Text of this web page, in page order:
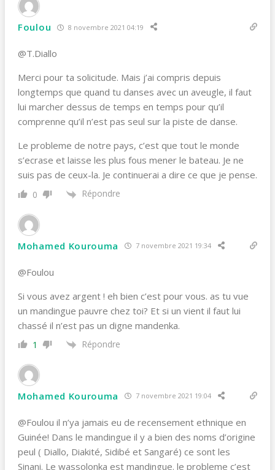
Foulou 8 novembre 2021 04:19
@T.Diallo
Merci pour ta solicitude. Mais j’ai compris depuis
longtemps que quand tu danses avec un aveugle, il faut
lui marcher dessus de temps en temps pour qu’il
comprenne qu’il n’est pas seul sur la piste de danse.
Le probleme de notre pays, c’est que tout le monde
s’ecrase et laisse les plus fous mener le bateau. Je ne
suis pas de ceux-la. Je continuerai a dire ce que je pense.
0 Répondre
Mohamed Kourouma 7 novembre 2021 19:34
@Foulou
Si vous avez argent ! eh bien c’est pour vous. as tu vue
un mandingue pauvre chez toi? Et si un vient il faut lui
chassé il n’est pas un digne mandenka.
1 Répondre
Mohamed Kourouma 7 novembre 2021 19:04
@Foulou il n’ya jamais eu de recensement ethnique en
Guinée! Dans le mandingue il y a bien des noms d’origine
peul ( Diallo, Diakité, Sidibé et Sangaré) ce sont les
Sinani. Le wassolonka est mandingue. le probleme c’est